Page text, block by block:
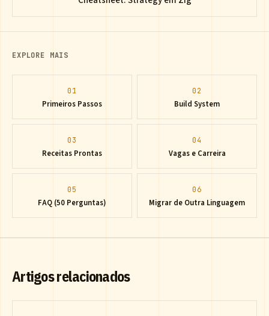
EXPLORE MAIS
01
Primeiros Passos
02
Build System
03
Receitas Prontas
04
Vagas e Carreira
05
FAQ (50 Perguntas)
06
Migrar de Outra Linguagem
Artigos relacionados